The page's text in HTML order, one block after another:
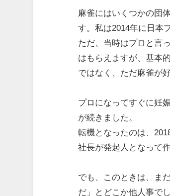
麻雀にはいくつかの団
す。私は2014年に日本
ただ、当時はプロと言
はもらえますが、基本
ではなく、ただ麻雀が
プロになってすぐに妊
が続きました。
転機となったのは、
社長が発起人となって
でも、このときは、ま
だ」とどこか他人事でし